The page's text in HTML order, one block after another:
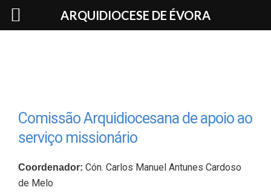
Skip
Comissão Arquidiocesana de apoio ao
serviço missionário
Coordenador: Cón. Carlos Manuel Antunes Cardoso
de Melo
ARQUIDIOCESE DE ÉVORA